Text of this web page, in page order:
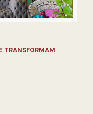
TRANSFORMAM